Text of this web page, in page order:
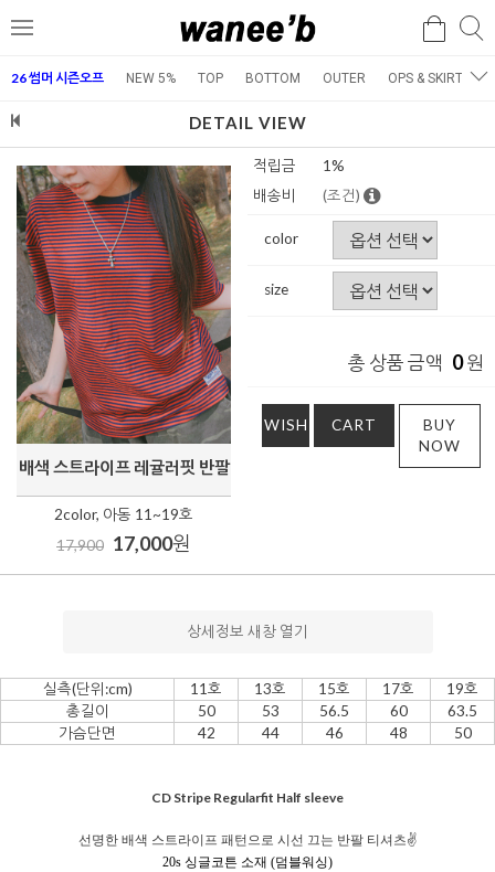
메
검
26 썸머 시즌오프 NEW 5% TOP BOTTOM OUTER OPS & SKIRT
DETAIL VIEW
배색 스트라이프 레귤러핏 반팔
2color, 아동 11~19호
17,900 17,000원
적립금
1%
배송비
(조건)
color
size
총 상품 금액 0원
WISH CART
BUY
NOW
상세정보 새창 열기
실측(단위:cm) 11호 13호 15호 17호
19호
총길이
50 53 56.5 60
63.5
가슴단면
42 44 46 48 50
CD Stripe Regularfit Half sleeve
선명한 배색 스트라이프 패턴으로 시선 끄는 반팔 티셔츠✌️
20s 싱글코튼 소재 (덤블워싱)